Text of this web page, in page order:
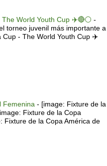
World Youth Cup ✈️🔴⚪️ -
torneo juvenil más importante a
Cup - The World Youth Cup ✈️
Femenina - [image: Fixture de la
Fixture de la Copa
Fixture de la Copa América de